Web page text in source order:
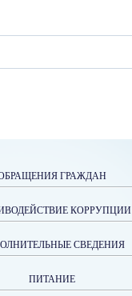
ГРАЖДАН
КОРРУПЦИИ
СВЕДЕНИЯ
ПИТАНИЕ